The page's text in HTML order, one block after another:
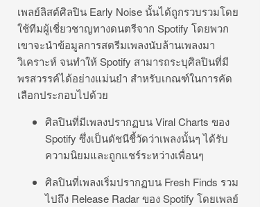
เพลย์ลิสต์ศิลปิน Early Noise นั้นได้ถูกรวบรวมโดย
ใช้ทีมผู้เชี่ยวชาญทางดนตรีจาก Spotify โดยพวก
เขาจะนำข้อมูลการสตรีมเพลงนับล้านเพลงมา
วิเคราะห์ จนทำให้ Spotify สามารถระบุศิลปินที่มี
พรสวรรค์ได้อย่างแม่นยำ สำหรับเกณฑ์ในการคัด
เลือกประกอบไปด้วย
ศิลปินที่มีเพลงปรากฏบน Viral Charts ของ
Spotify ซึ่งเป็นดัชนีชี้วัดว่าเพลงนั้นๆ ได้รับ
ความนิยมและถูกแชร์ระหว่างเพื่อนๆ
ศิลปินที่เพลงเริ่มปรากฏบน Fresh Finds รวม
ไปถึง Release Radar ของ Spotify โดยเพลย์